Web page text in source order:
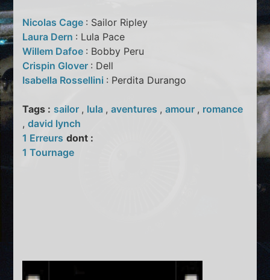
Nicolas Cage : Sailor Ripley
Laura Dern : Lula Pace
Willem Dafoe : Bobby Peru
Crispin Glover : Dell
Isabella Rossellini : Perdita Durango
Tags : sailor , lula ,aventures ,amour , romance
,david lynch
1 Erreurs dont :
1 Tournage